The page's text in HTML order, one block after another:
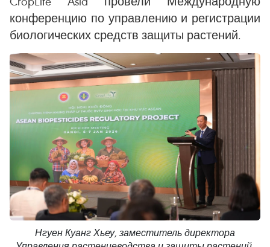
конференцию по управлению и регистрации
биологических средств защиты растений.
Нгуен Куанг Хьеу, заместитель директора